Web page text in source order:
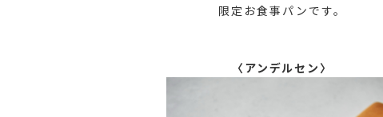
限定お食事パンです。
〈アンデルセン〉